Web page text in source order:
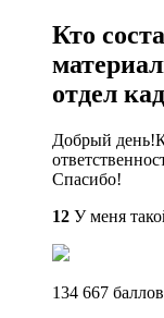
Кто
отдел
Добрый
Спасибо!
12 У меня
134 667 баллов